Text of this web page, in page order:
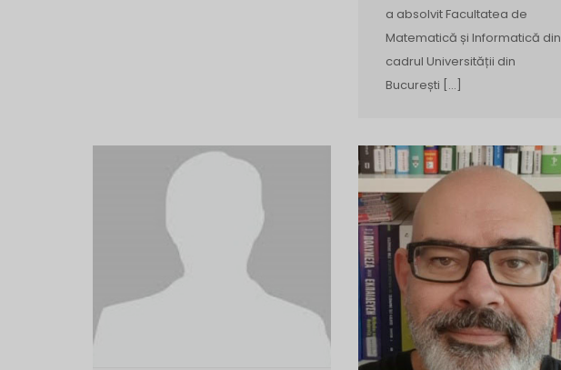
a absolvit Facultatea de
Matematică și Informatică din
cadrul Universității din
București […]